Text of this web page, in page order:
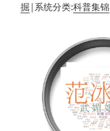
掘 | 系统分类:科普集锦